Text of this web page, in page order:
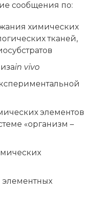
сообщения по:
химических
тканей,
in vivo
элементов
«организм –